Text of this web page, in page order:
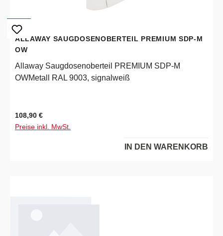
ALLAWAY SAUGDOSENOBERTEIL PREMIUM SDP-M
OW
Allaway Saugdosenoberteil PREMIUM SDP-M
OWMetall RAL 9003, signalweiß
Regulärer Preis:
108,90 €
Preise inkl. MwSt.
IN DEN WARENKORB